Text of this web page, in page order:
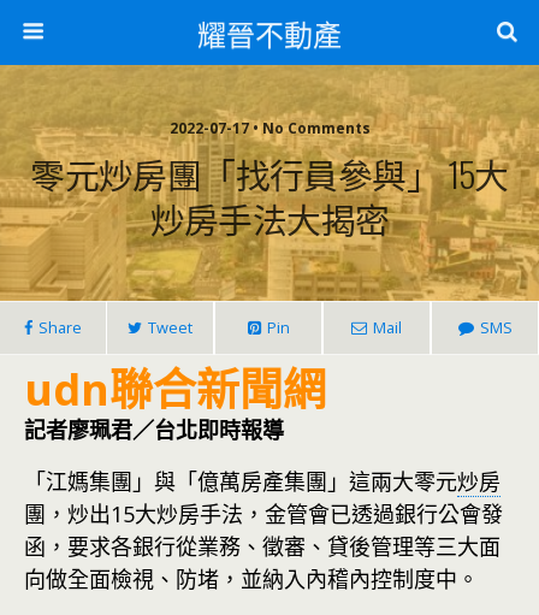
耀晉不動產
2022-07-17 • No Comments
零元炒房團「找行員參與」 15大
炒房手法大揭密
Share Tweet Pin Mail SMS
udn聯合新聞網
記者廖珮君／台北即時報導
「江媽集團」與「億萬房產集團」這兩大零元炒房
團，炒出15大炒房手法，金管會已透過銀行公會發
函，要求各銀行從業務、徵審、貸後管理等三大面
向做全面檢視、防堵，並納入內稽內控制度中。